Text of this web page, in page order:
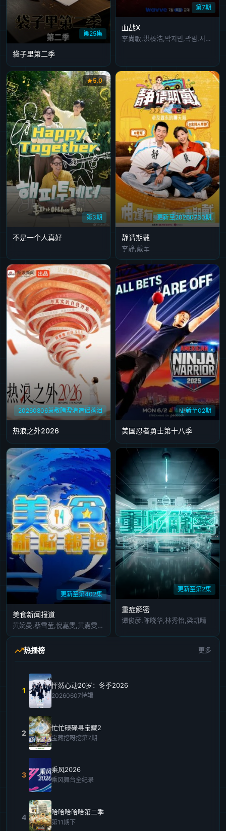
第25集
袋子里第二季
第7期
血战X
李尚敏,洪榛浩,박지민,곽범,서출구,하승진
第3期
5.0
不是一个人真好
更新至20260730期
静请期戴
李静,戴军
20260806萧敬腾澄清造谣落泪
热浪之外2026
更新至02期
美国忍者勇士第十八季
更新至第402集
美食新闻报道
黄婉曼,蔡雪莹,倪嘉雯,黄嘉雯,廖慧仪,伍倩彤,陈嘉倩,胡敏芝,吴兆麟,吴浩康,巩姿希,陈奂仁,区永权,陈凯琳,姚子羚,麦玲玲,方皓玟,洪永城,冯盈盈,单立文,吴业坤,黄婧灵,叶靖仪,蔡景行,萧正楠,江嘉敏,冼迪琦,何泳芍,栢天男,苏民峰,姜皓文,森美,刘颖镟,温碧霞,禾浩辰,赖彦妤,邵音音,谢嫣薇,彭翔翎,施焯日,布乐文
更新至第2集
重症解密
谭俊彦,陈晓华,林秀怡,梁凯晴
热播榜 更多
1
怦然心动20岁：冬季2026
20260607特辑
2
忙忙碌碌寻宝藏2
宝藏挖呀挖第7期
3
乘风2026
乘风舞台全纪录
4
哈哈哈哈哈第二季
第11期下